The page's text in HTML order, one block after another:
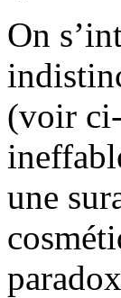
On
(voir ci-
une